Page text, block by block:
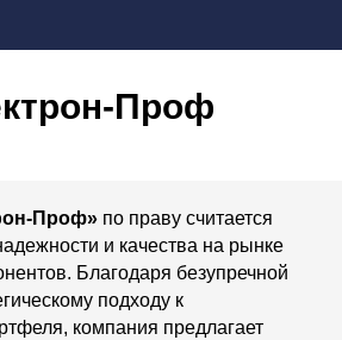
Проф
Проф» по праву считается
и качества на рынке
Благодаря безупречной
подходу к
компания предлагает